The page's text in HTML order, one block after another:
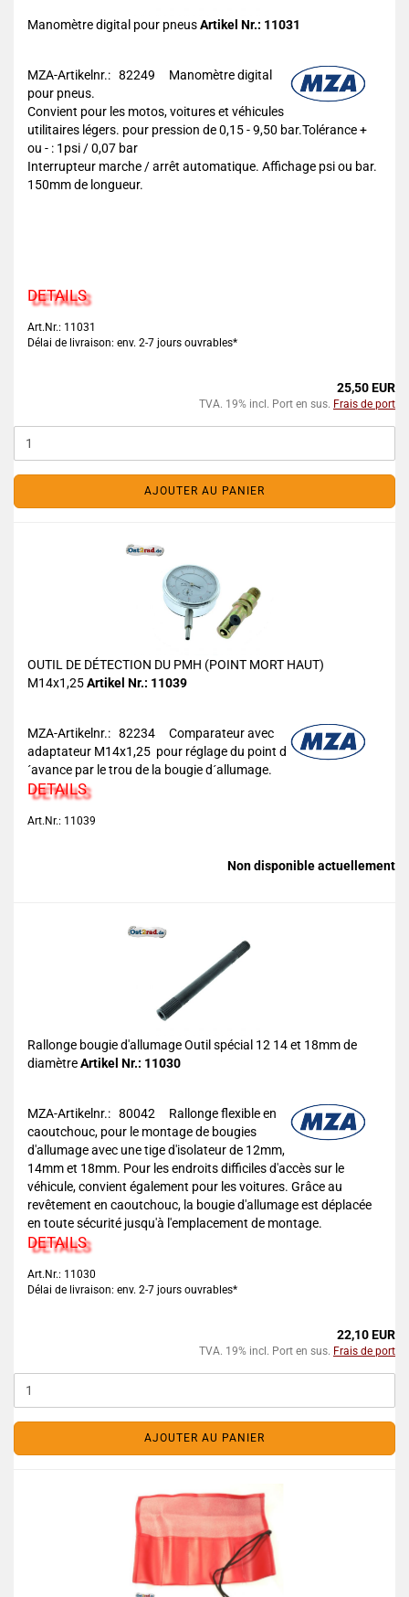
Manomètre digital pour pneusArtikel Nr.: 11031
MZA-Artikelnr.: 82249
Manomètre digital
pour pneus.
Convient pour les motos, voitures et véhicules
utilitaires légers. pour pression de 0,15 - 9,50 bar.Tolérance +
ou - : 1psi / 0,07 bar
Interrupteur marche / arrêt automatique. Affichage psi ou bar.
150mm de longueur.
DETAILS
Art.Nr.: 11031
Délai de livraison: env. 2-7 jours ouvrables*
25,50 EUR
TVA. 19% incl. Port en sus. Frais de port
AJOUTER AU PANIER
OUTIL DE DÉTECTION DU PMH (POINT MORT HAUT)
M14x1,25Artikel Nr.: 11039
MZA-Artikelnr.: 82234
Comparateur avec
adaptateur M14x1,25 pour réglage du point d
´avance par le trou de la bougie d´allumage.
DETAILS
Art.Nr.: 11039
Non disponible actuellement
Rallonge bougie d'allumage Outil spécial 12 14 et 18mm de
diamètreArtikel Nr.: 11030
MZA-Artikelnr.: 80042
Rallonge flexible en
caoutchouc, pour le montage de bougies
d'allumage avec une tige d'isolateur de 12mm,
14mm et 18mm. Pour les endroits difficiles d'accès sur le
véhicule, convient également pour les voitures. Grâce au
revêtement en caoutchouc, la bougie d'allumage est déplacée
en toute sécurité jusqu'à l'emplacement de montage.
DETAILS
Art.Nr.: 11030
Délai de livraison: env. 2-7 jours ouvrables*
22,10 EUR
TVA. 19% incl. Port en sus. Frais de port
AJOUTER AU PANIER